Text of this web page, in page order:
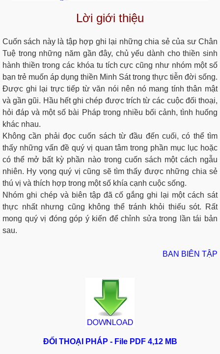
Lời giới thiệu
Cuốn sách này là tập hợp ghi lại những chia sẻ của sư Chân
Tuệ trong những năm gần đây, chủ yếu dành cho thiền sinh
hành thiền trong các khóa tu tích cực cũng như nhóm một số
bạn trẻ muốn áp dụng thiền Minh Sát trong thực tiễn đời sống.
Được ghi lại trực tiếp từ văn nói nên nó mang tính thân mật
và gần gũi. Hầu hết ghi chép được trích từ các cuộc đối thoại,
hỏi đáp và một số bài Pháp trong nhiều bối cảnh, tình huống
khác nhau.
Không cần phải đọc cuốn sách từ đầu đến cuối, có thể tìm
thấy những vấn đề quý vị quan tâm trong phần mục lục hoặc
có thể mở bất kỳ phần nào trong cuốn sách một cách ngẫu
nhiên. Hy vọng quý vị cũng sẽ tìm thấy được những chia sẻ
thú vị và thích hợp trong một số khía cạnh cuộc sống.
Nhóm ghi chép và biên tập đã cố gắng ghi lại một cách sát
thực nhất nhưng cũng không thể tránh khỏi thiếu sót. Rất
mong quý vị đóng góp ý kiến để chỉnh sửa trong lần tái bản
sau.
BAN BIÊN TẬP
ĐỐI THOẠI PHÁP - File PDF 4,12 MB